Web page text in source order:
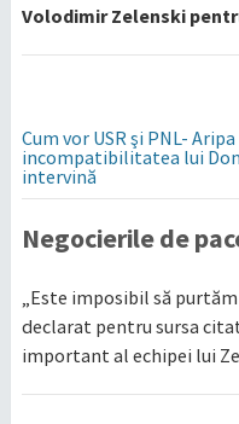
Volodimir Zelenski
Cum vor USR şi PNL-
incompatibilitatea lui
intervină
Negocierile de
„Este imposibil să
declarat pentru sursa
important al echipei lui